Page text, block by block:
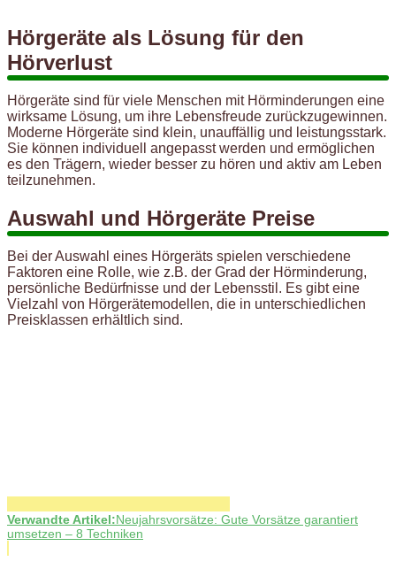
Hörgeräte als Lösung für den
Hörverlust
Hörgeräte sind für viele Menschen mit Hörminderungen eine
wirksame Lösung, um ihre Lebensfreude zurückzugewinnen.
Moderne Hörgeräte sind klein, unauffällig und leistungsstark.
Sie können individuell angepasst werden und ermöglichen
es den Trägern, wieder besser zu hören und aktiv am Leben
teilzunehmen.
Auswahl und Hörgeräte Preise
Bei der Auswahl eines Hörgeräts spielen verschiedene
Faktoren eine Rolle, wie z.B. der Grad der Hörminderung,
persönliche Bedürfnisse und der Lebensstil. Es gibt eine
Vielzahl von Hörgerätemodellen, die in unterschiedlichen
Preisklassen erhältlich sind.
Verwandte Artikel:Neujahrsvorsätze: Gute Vorsätze garantiert
umsetzen – 8 Techniken